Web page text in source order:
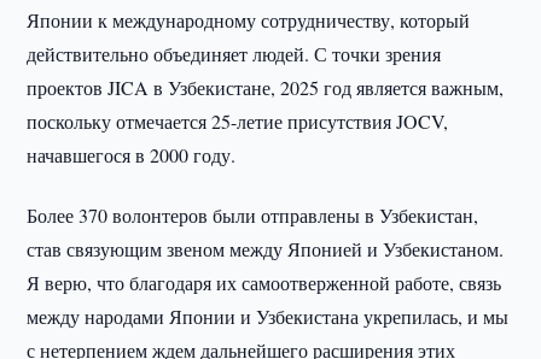
Японии к международному сотрудничеству, который
действительно объединяет людей. С точки зрения
проектов JICA в Узбекистане, 2025 год является важным,
поскольку отмечается 25-летие присутствия JOCV,
начавшегося в 2000 году.
Более 370 волонтеров были отправлены в Узбекистан,
став связующим звеном между Японией и Узбекистаном.
Я верю, что благодаря их самоотверженной работе, связь
между народами Японии и Узбекистана укрепилась, и мы
с нетерпением ждем дальнейшего расширения этих